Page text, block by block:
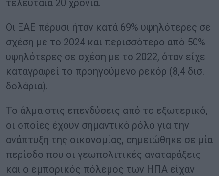
τελευταία 20 χρόνια.
Οι ΞΑΕ πέρυσι ήταν κατά 69% υψηλότερες σε
σχέση με το 2024 και περισσότερο από 50%
υψηλότερες σε σχέση με το 2022, όταν είχε
καταγραφεί το προηγούμενο ρεκόρ (8,4 δισ.
δολάρια).
Το άλμα στις επενδύσεις από το εξωτερικό,
οι οποίες έχουν σημαντικό ρόλο για την
ανάπτυξη της οικονομίας, σημειώθηκε σε μία
περίοδο που οι γεωπολιτικές αναταράξεις
και ο εμπορικός πόλεμος των ΗΠΑ είχαν